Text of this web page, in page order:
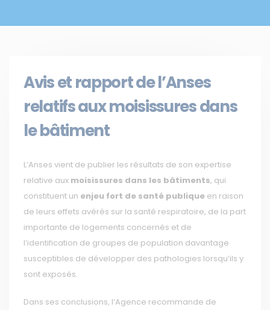
Avis et rapport de l’Anses
relatifs aux moisissures dans
le bâtiment
L’Anses vient de publier les résultats de son expertise
relative aux moisissures dans les bâtiments, qui
constituent un enjeu fort de santé publique en raison
de leurs effets avérés sur la santé respiratoire, de la part
importante de logements concernés et de
l’identification de groupes de population davantage
susceptibles de développer des pathologies lorsqu’ils y
sont exposés.
Dans ses conclusions, l’Agence recommande de